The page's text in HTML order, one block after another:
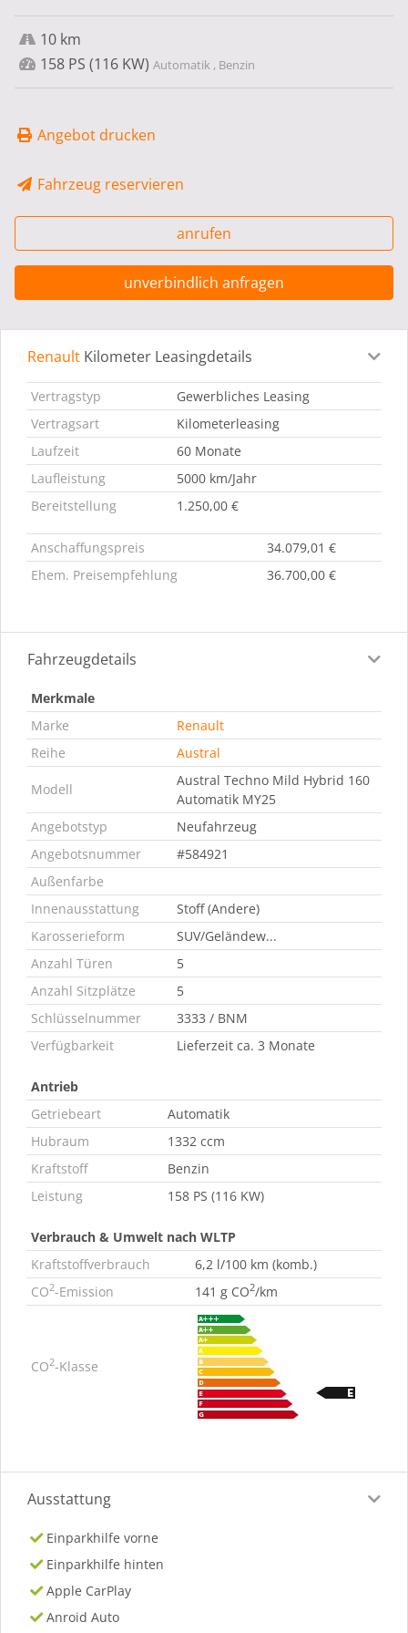
10 km
158 PS (116 KW) Automatik , Benzin
Angebot drucken
Fahrzeug reservieren
anrufen
unverbindlich anfragen
Leasingdetails Fahrzeugdetails
Renault Kilometer Leasingdetails
Vertragstyp
Gewerbliches Leasing
Vertragsart
Kilometerleasing
Laufzeit
60 Monate
Laufleistung
5000 km/Jahr
Bereitstellung
1.250,00 €
Anschaffungspreis
34.079,01 €
Ehem. Preisempfehlung
36.700,00 €
Fahrzeugdetails
Merkmale
Marke
Renault
Reihe
Austral
Modell
Austral Techno Mild Hybrid 160
Automatik MY25
Angebotstyp
Neufahrzeug
Angebotsnummer
#584921
Außenfarbe
Innenausstattung
Stoff (Andere)
Karosserieform
SUV/Geländew...
Anzahl Türen
5
Anzahl Sitzplätze
5
Schlüsselnummer
3333 / BNM
Verfügbarkeit
Lieferzeit ca. 3 Monate
Antrieb
Getriebeart
Automatik
Hubraum
1332 ccm
Kraftstoff
Benzin
Leistung
158 PS (116 KW)
Verbrauch & Umwelt nach WLTP
Kraftstoffverbrauch
6,2 l/100 km (komb.)
CO2-Emission 141 g CO2/km
CO2-Klasse
Ausstattung
Einparkhilfe vorne
Einparkhilfe hinten
Apple CarPlay
Anroid Auto